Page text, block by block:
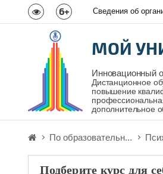
6+ Сведения об
МОЙ
Инновационный
Дистанционное
повышение
дополнительное
По образовательн...
Подберите курс для